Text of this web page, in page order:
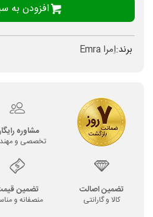
افزودن به
برند:اِمرا Emra
مشاوره
تخصصی و
تضمین اصالت
کالا و گارانتی
تضمین
منصفانه و